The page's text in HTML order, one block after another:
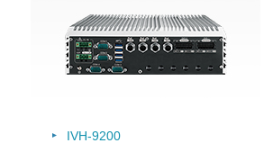
IVH-9200